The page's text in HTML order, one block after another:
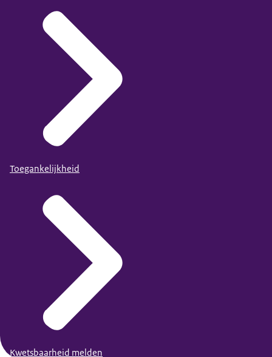
Toegankelijkheid
Kwetsbaarheid melden